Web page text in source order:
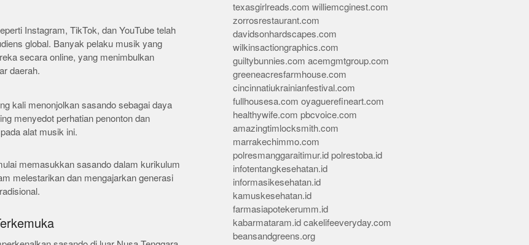
Instagram, TikTok, dan YouTube telah
global. Banyak pelaku musik yang
secara online, yang menimbulkan
daerah.
kali menonjolkan sasando sebagai daya
menyedot perhatian penonton dan
alat musik ini.
memasukkan sasando dalam kurikulum
melestarikan dan mengajarkan generasi
texasgirlreads.com williemcginest.com
zorrosrestaurant.com
davidsonhardscapes.com
wilkinsactiongraphics.com
guiltybunnies.com acemgmtgroup.com
greeneacresfarmhouse.com
cincinnatiukrainianfestival.com
fullhousesa.com oyaguerefineart.com
healthywife.com pbcvoice.com
amazingtimlocksmith.com
marrakechimmo.com
polresmanggaraitimur.id polrestoba.id
infotentangkesehatan.id
informasikesehatan.id
kamuskesehatan.id
farmasiapotekerumm.id
kabarmataram.id cakelifeeveryday.com
beansandgreens.org